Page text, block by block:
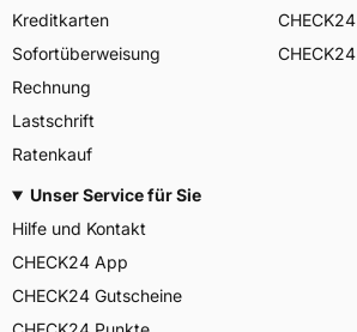
Kreditkarten
Sofortüberweisung
Rechnung
Lastschrift
Ratenkauf
CHECK24
CHECK24
Unser Service für Sie
Hilfe und Kontakt
CHECK24 App
CHECK24 Gutscheine